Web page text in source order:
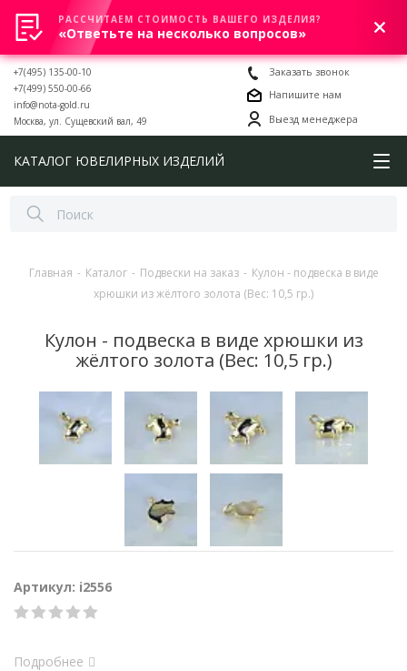
0
+7(495) 135-00-10
+7(499) 550-00-66
info@nota-gold.ru
Москва, ул. Сущевский вал, 49
Заказать звонок
Напишите нам
Выезд менеджера
КАТАЛОГ ЮВЕЛИРНЫХ ИЗДЕЛИЙ
Главная - Каталог - Подвески на заказ - Кулон - подвеска в виде
хрюшки из жёлтого золота (Вес: 10,5 гр.)
Кулон - подвеска в виде хрюшки из
жёлтого золота (Вес: 10,5 гр.)
Артикул: i2556
Подробнее
РАССЧИТАЕМ СТОИМОСТЬ ВАШЕГО ИЗДЕЛИЯ?
«Ответьте на несколько вопросов»